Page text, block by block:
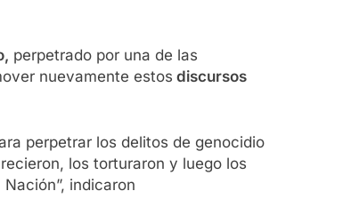
perpetrado por una de las
nuevamente estos discursos
perpetrar los delitos de genocidio
los torturaron y luego los
indicaron